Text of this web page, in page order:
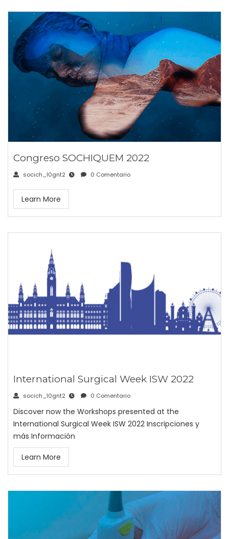
Congreso SOCHIQUEM 2022
socich_l0gnt2 0 Comentario
Learn More
International Surgical Week ISW 2022
socich_l0gnt2 0 Comentario
Discover now the Workshops presented at the
International Surgical Week ISW 2022 Inscripciones y
más Información
Learn More